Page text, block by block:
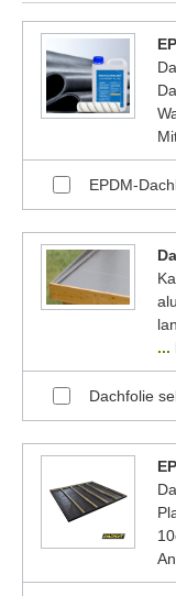
EPDM-
...
Dachfolie